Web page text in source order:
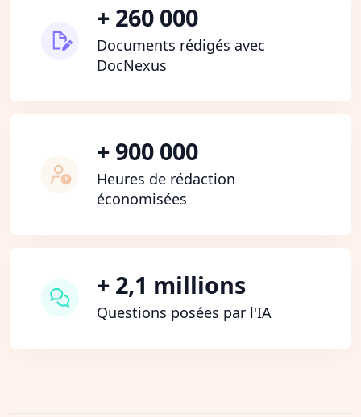
+ 260 000
Documents rédigés avec
DocNexus
+ 900 000
Heures de rédaction
économisées
+ 2,1 millions
Questions posées par l'IA